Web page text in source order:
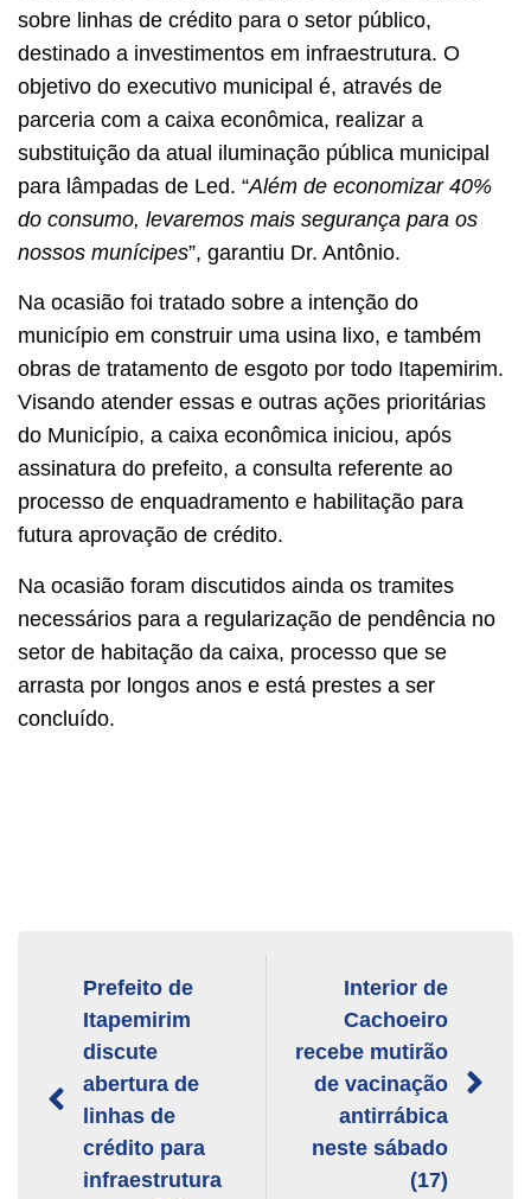
sobre linhas de crédito para o setor público,
destinado a investimentos em infraestrutura. O
objetivo do executivo municipal é, através de
parceria com a caixa econômica, realizar a
substituição da atual iluminação pública municipal
para lâmpadas de Led. “Além de economizar 40%
do consumo, levaremos mais segurança para os
nossos munícipes”, garantiu Dr. Antônio.
Na ocasião foi tratado sobre a intenção do
município em construir uma usina lixo, e também
obras de tratamento de esgoto por todo Itapemirim.
Visando atender essas e outras ações prioritárias
do Município, a caixa econômica iniciou, após
assinatura do prefeito, a consulta referente ao
processo de enquadramento e habilitação para
futura aprovação de crédito.
Na ocasião foram discutidos ainda os tramites
necessários para a regularização de pendência no
setor de habitação da caixa, processo que se
arrasta por longos anos e está prestes a ser
concluído.
Prefeito de
Itapemirim
discute
abertura de
linhas de
crédito para
infraestrutura
Interior de
Cachoeiro
recebe mutirão
de vacinação
antirrábica
neste sábado
(17)